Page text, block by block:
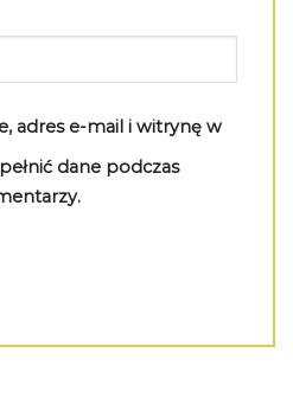
adres e-mail i witrynę w
dane podczas